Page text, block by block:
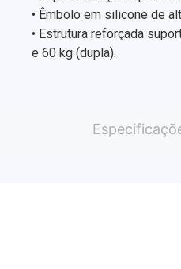
• Êmbolo em silicone de
• Estrutura reforçada
e 60 kg (dupla).